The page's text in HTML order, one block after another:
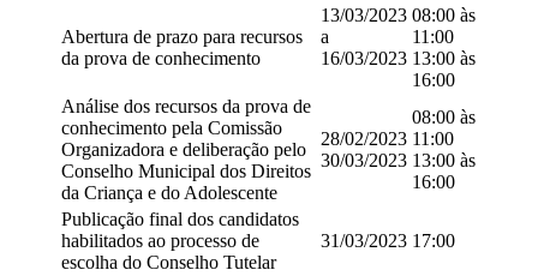
Abertura de prazo para recursos
da prova de conhecimento
13/03/2023
a
16/03/2023
08:00 às
11:00
13:00 às
16:00
Análise dos recursos da prova de
conhecimento pela Comissão
Organizadora e deliberação pelo
Conselho Municipal dos Direitos
da Criança e do Adolescente
28/02/2023
30/03/2023
08:00 às
11:00
13:00 às
16:00
Publicação final dos candidatos
habilitados ao processo de
escolha do Conselho Tutelar
31/03/2023 17:00